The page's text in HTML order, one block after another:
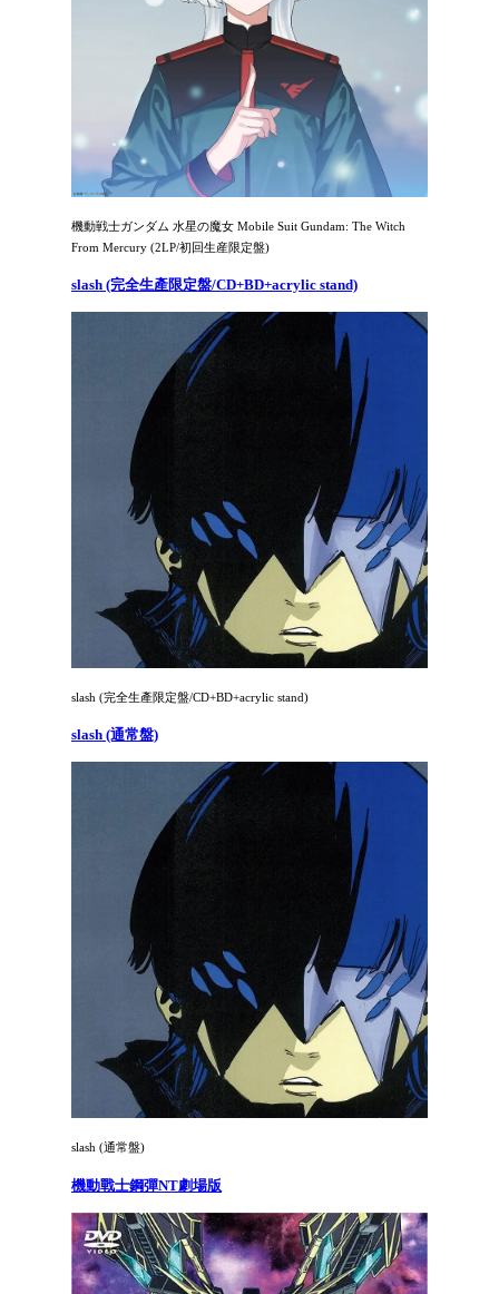
機動戦士ガンダム 水星の魔女 Mobile Suit Gundam: The Witch
From Mercury (2LP/初回生産限定盤)
slash (完全生產限定盤/CD+BD+acrylic stand)
slash (完全生產限定盤/CD+BD+acrylic stand)
slash (通常盤)
slash (通常盤)
機動戰士鋼彈NT劇場版